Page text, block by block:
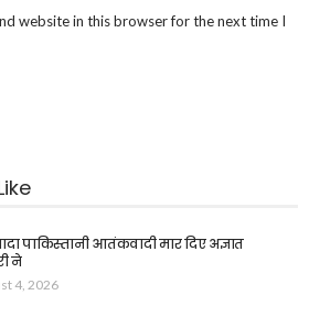
website in this browser for the next time I
पाकिस्तानी आतंकवादी मार दिए अज्ञात
ने
4, 2026